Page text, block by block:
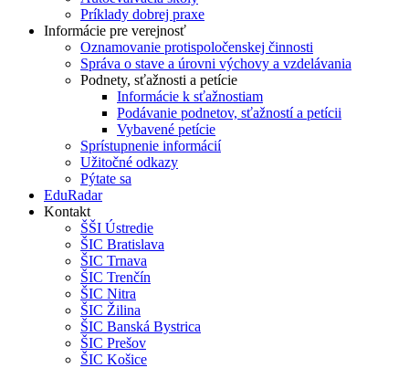
Príklady dobrej praxe
Informácie pre verejnosť
Oznamovanie protispoločenskej činnosti
Správa o stave a úrovni výchovy a vzdelávania
Podnety, sťažnosti a petície
Informácie k sťažnostiam
Podávanie podnetov, sťažností a petícii
Vybavené petície
Sprístupnenie informácií
Užitočné odkazy
Pýtate sa
EduRadar
Kontakt
ŠŠI Ústredie
ŠIC Bratislava
ŠIC Trnava
ŠIC Trenčín
ŠIC Nitra
ŠIC Žilina
ŠIC Banská Bystrica
ŠIC Prešov
ŠIC Košice